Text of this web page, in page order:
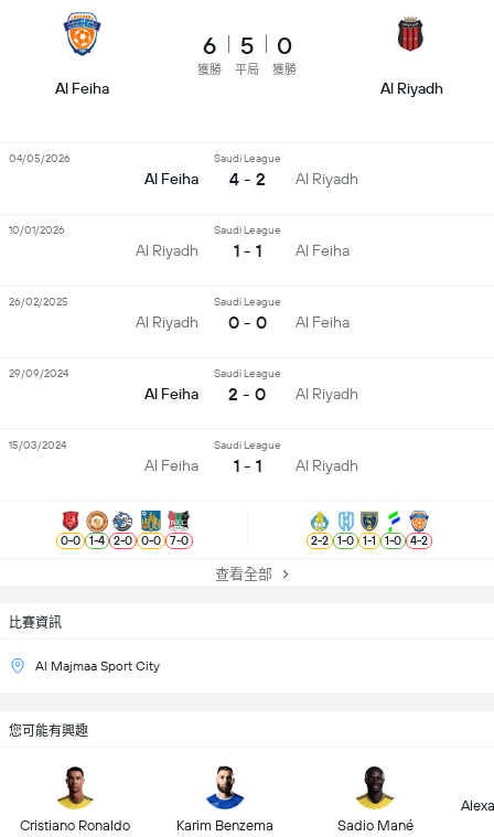
比賽資訊
Al Majmaa Sport City
Al Feiha
6
獲勝
5
平局
0
獲勝
Al Riyadh
Al Feiha
Saudi League
4 - 2 Al Riyadh
04/05/2026
Al Riyadh
Saudi League
1 - 1 Al Feiha
10/01/2026
Al Riyadh
Saudi League
0 - 0 Al Feiha
26/02/2025
Al Feiha
Saudi League
2 - 0 Al Riyadh
29/09/2024
Al Feiha
Saudi League
1 - 1 Al Riyadh
15/03/2024
0-0 1-4 2-0 0-0 7-0 2-2 1-0 1-1 1-0 4-2
查看全部
您可能有興趣
Cristiano Ronaldo Karim Benzema Sadio Mané